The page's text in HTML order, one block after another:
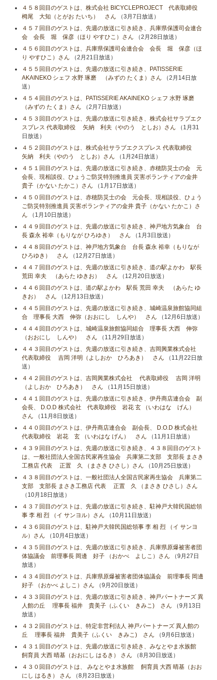
４５８回目のゲストは、株式会社 BICYCLEPROJECT 代表取締役
栂尾 大知（とがお たいち） さん （3月7日放送）
４５７回目のゲストは、先週の放送に引き続き、兵庫県保護司会連合
会 会長 堀 保彦（ほり やすひこ）さん （2月28日放送）
４５６回目のゲストは、兵庫県保護司会連合会 会長 堀 保彦（ほ
り やすひこ）さん （2月21日放送）
４５５回目のゲストは、先週の放送に引き続き、PATISSERIE
AKAINEKO シェフ 水野 琢磨 （みずの たくま）さん （2月14日放
送）
４５４回目のゲストは、PATISSERIE AKAINEKO シェフ 水野 琢磨
（みずの たくま）さん （2月7日放送）
４５３回目のゲストは、先週の放送に引き続き、株式会社サラブエク
スプレス 代表取締役 矢納 利夫（やのう としお）さん （1月31
日放送）
４５２回目のゲストは、株式会社サラブエクスプレス 代表取締役
矢納 利夫（やのう としお）さん （1月24日放送）
４５１回目のゲストは、先週の放送に引き続き、赤穂防災士の会 元
会長、現相談役、ひょうご防災特別推進員 災害ボランティアの金井
貴子（かない たかこ）さん （1月17日放送）
４５０回目のゲストは、赤穂防災士の会 元会長、現相談役、ひょう
ご防災特別推進員 災害ボランティアの金井 貴子（かない たかこ）さ
ん （1月10日放送）
４４９回目のゲストは、先週の放送に引き続き、神戸地方気象台 台
長 森永 裕幸（もりなが ひろゆき） さん （1月3日放送）
４４８回目のゲストは、神戸地方気象台 台長 森永 裕幸（もりなが
ひろゆき） さん （12月27日放送）
４４７回目のゲストは、先週の放送に引き続き、道の駅よかわ 駅長
荒田 幸夫 （あらた ゆきお） さん （12月20日放送）
４４６回目のゲストは、道の駅よかわ 駅長 荒田 幸夫 （あらた ゆ
きお） さん （12月13日放送）
４４５回目のゲストは、先週の放送に引き続き、城崎温泉旅館協同組
合 理事長 大西 伸弥（おおにし しんや） さん （12月6日放送）
４４４回目のゲストは、城崎温泉旅館協同組合 理事長 大西 伸弥
（おおにし しんや） さん （11月29日放送）
４４３回目のゲストは、先週の放送に引き続き、吉岡興業株式会社
代表取締役 吉岡 洋明（よしおか ひろあき） さん （11月22日放
送）
４４２回目のゲストは、吉岡興業株式会社 代表取締役 吉岡 洋明
（よしおか ひろあき） さん （11月15日放送）
４４１回目のゲストは、先週の放送に引き続き、伊丹商店連合会 副
会長、 D.O.D 株式会社 代表取締役 岩花 玄 （いわはな げん）
さん （11月8日放送）
４４０回目のゲストは、伊丹商店連合会 副会長、 D.O.D 株式会社
代表取締役 岩花 玄 （いわはな げん） さん （11月1日放送）
４３９回目のゲストは、先週の放送に引き続き、４３８回目のゲスト
は、一般社団法人全国古民家再生協会 兵庫第二支部 支部長 まさき
工務店 代表 正置 久 （まさき ひさし）さん （10月25日放送）
４３８回目のゲストは、一般社団法人全国古民家再生協会 兵庫第二
支部 支部長 まさき工務店 代表 正置 久 （まさき ひさし）さん
（10月18日放送）
４３７回目のゲストは、先週の放送に引き続き、駐神戸大韓民国総領
事 李 相 烈 （イ サンヨル）さん （10月11日放送）
４３６回目のゲストは、駐神戸大韓民国総領事 李 相 烈 （イ サンヨ
ル）さん （10月4日放送）
４３５回目のゲストは、先週の放送に引き続き、兵庫県原爆被害者団
体協議会 前理事長 岡邊 好子 （おかべ よしこ）さん （9月27日
放送）
４３４回目のゲストは、兵庫県原爆被害者団体協議会 前理事長 岡邊
好子 （おかべ よしこ）さん （9月20日放送）
４３３回目のゲストは、先週の放送に引き続き、神戸パートナーズ 異
人館の丘 理事長 福井 貴美子（ふくい きみこ) さん （9月13日
放送）
４３２回目のゲストは、特定非営利法人 神戸パートナーズ 異人館の
丘 理事長 福井 貴美子（ふくい きみこ) さん （9月6日放送）
４３１回目のゲストは、先週の放送に引き続き、みなとやま水族館
飼育員 大西 晴基（おおにし はるき） さん （8月30日放送）
４３０回目のゲストは、 みなとやま水族館 飼育員 大西 晴基（おお
にし はるき） さん （8月23日放送）